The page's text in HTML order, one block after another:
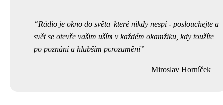
Rádio je okno do světa, které nikdy nespí - poslouchejte a
svět se otevře vašim uším v každém okamžiku, kdy toužíte
po poznání a hlubším porozumění
Miroslav Horníček